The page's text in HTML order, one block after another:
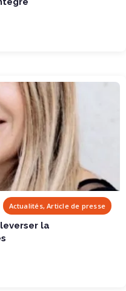
Actualités, Article de presse
la